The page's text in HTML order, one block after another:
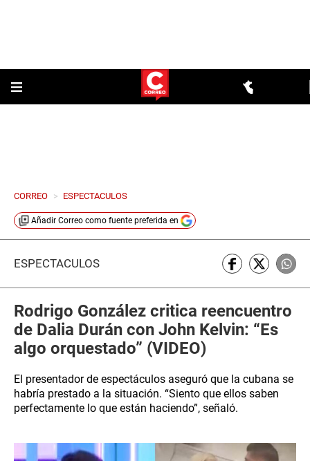
CORREO > ESPECTACULOS
Añadir Correo como fuente preferida en
ESPECTÁCULOS
Rodrigo González critica reencuentro
de Dalia Durán con John Kelvin: “Es
algo orquestado” (VIDEO)
El presentador de espectáculos aseguró que la cubana se
habría prestado a la situación. “Siento que ellos saben
perfectamente lo que están haciendo”, señaló.